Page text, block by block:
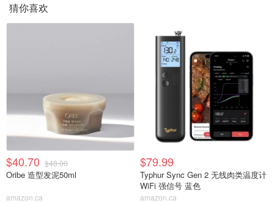
猜你喜欢
$40.70 $48.00
Oribe 造型发泥50ml
amazon.ca
$79.99
Typhur Sync Gen 2 无线肉类温度计
WiFi 强信号 蓝色
amazon.ca